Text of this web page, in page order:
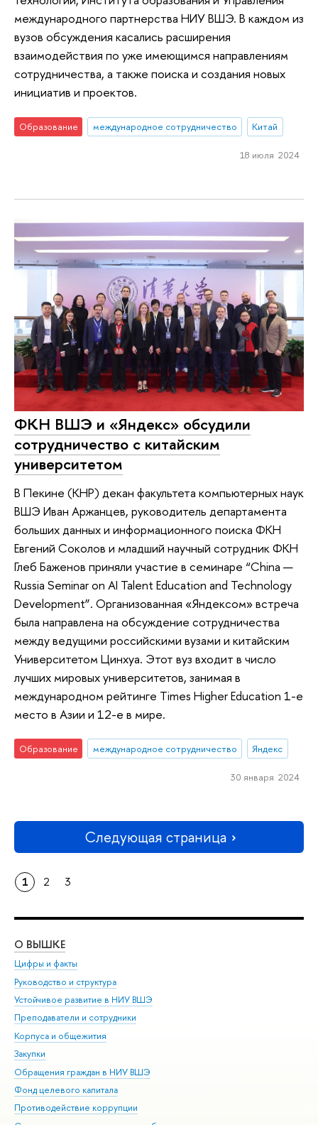
международного партнерства НИУ ВШЭ. В каждом из
вузов обсуждения касались расширения
взаимодействия по уже имеющимся направлениям
сотрудничества, а также поиска и создания новых
инициатив и проектов.
Образование международное сотрудничество Китай
18 июля 2024
ФКН ВШЭ и «Яндекс» обсудили
сотрудничество с китайским
университетом
В Пекине (КНР) декан факультета компьютерных наук
ВШЭ Иван Аржанцев, руководитель департамента
больших данных и информационного поиска ФКН
Евгений Соколов и младший научный сотрудник ФКН
Глеб Баженов приняли участие в семинаре “China —
Russia Seminar on AI Talent Education and Technology
Development”. Организованная «Яндексом» встреча
была направлена на обсуждение сотрудничества
между ведущими российскими вузами и китайским
Университетом Цинхуа. Этот вуз входит в число
лучших мировых университетов, занимая в
международном рейтинге Times Higher Education 1-е
место в Азии и 12-е в мире.
Образование международное сотрудничество Яндекс
30 января 2024
Следующая страница
1 2 3
О ВЫШКЕ
Цифры и факты
Руководство и структура
Устойчивое развитие в НИУ ВШЭ
Преподаватели и сотрудники
Корпуса и общежития
Закупки
Обращения граждан в НИУ ВШЭ
Фонд целевого капитала
Противодействие коррупции